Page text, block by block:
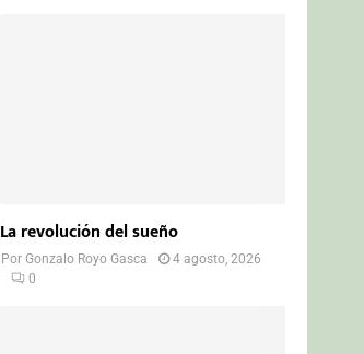
La revolución del sueño
PorGonzalo Royo Gasca
4 agosto, 2026
0